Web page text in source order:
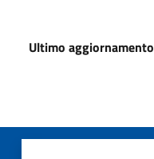
Ultimo aggiornamento